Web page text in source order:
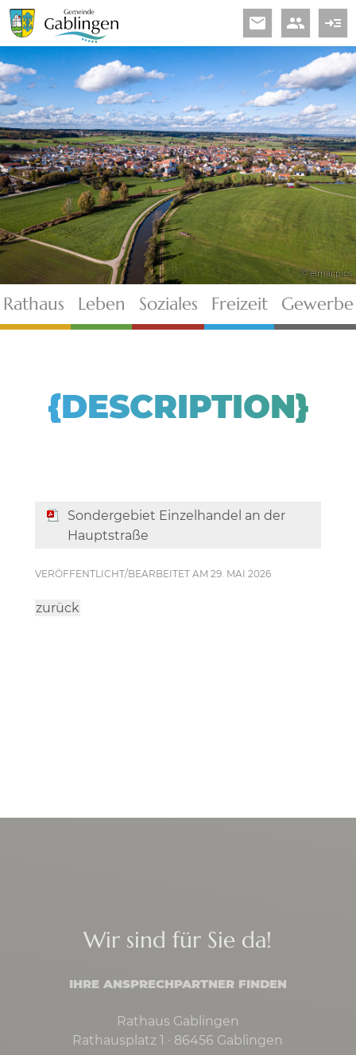
read_more
people
email
© elmar.pics
Rathaus Leben Soziales Freizeit Gewerbe
{DESCRIPTION}
Sondergebiet Einzelhandel an der
Hauptstraße
VERÖFFENTLICHT/BEARBEITET AM 29. MAI 2026
zurück
Wir sind für Sie da!
IHRE ANSPRECHPARTNER FINDEN
Rathaus Gablingen
Rathausplatz 1 · 86456 Gablingen